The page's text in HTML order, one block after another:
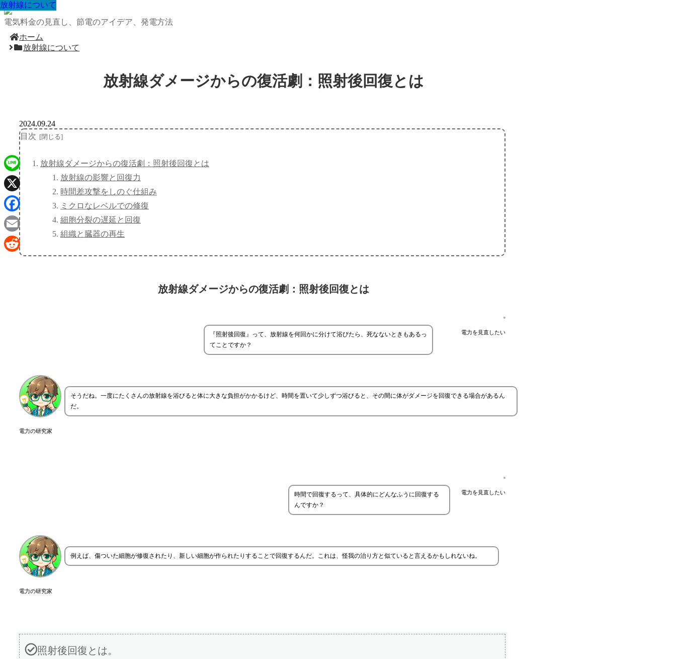
電気料金の見直し、節電のアイデア、発電方法
ホーム
放射線について
放射線ダメージからの復活劇：照射後回復とは
放射線について
2024.09.24
目次
放射線ダメージからの復活劇：照射後回復とは
放射線の影響と回復力
時間差攻撃をしのぐ仕組み
ミクロなレベルでの修復
細胞分裂の遅延と回復
組織と臓器の再生
放射線ダメージからの復活劇：照射後回復とは
電力を見直したい
『照射後回復』って、放射線を何回かに分けて浴びたら、死なないときもあるっ
てことですか？
電力の研究家
そうだね。一度にたくさんの放射線を浴びると体に大きな負担がかかるけど、時間を置いて少しずつ浴びると、その間に体がダメージを回復できる場合があるん
だ。
電力を見直したい
時間で回復するって、具体的にどんなふうに回復する
んですか？
電力の研究家
例えば、傷ついた細胞が修復されたり、新しい細胞が作られたりすることで回復するんだ。これは、怪我の治り方と似ていると言えるかもしれないね。
照射後回復とは。
放射線について
放射線について
放射線について
放射線について
放射線について
放射線について
放射線について
放射線について
Line
X
Facebook
Email